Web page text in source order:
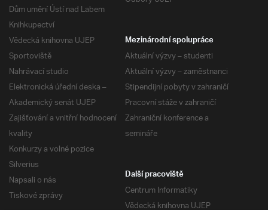
Dům umění Ústí nad Labem
Knihkupectví
Vědecká knihovna UJEP
Sportoviště
Nahrávací studio
Elektronická úřední deska –
Akademický senát UJEP
Zajišťování a vnitřní hodnocení
kvality
Konkurzy a volné pozice
Silverius
Napsali o nás
Tiskové zprávy
Mezinárodní spolupráce
Aktuální výzvy – studenti
Aktuální výzvy – zaměstnanci
Stipendijní pobyty v zahraničí
Pracovní stáže v zahraničí
Zahraniční konference a
semináře
Další pracoviště
Centrum Informatiky
Vědecká knihovna UJEP